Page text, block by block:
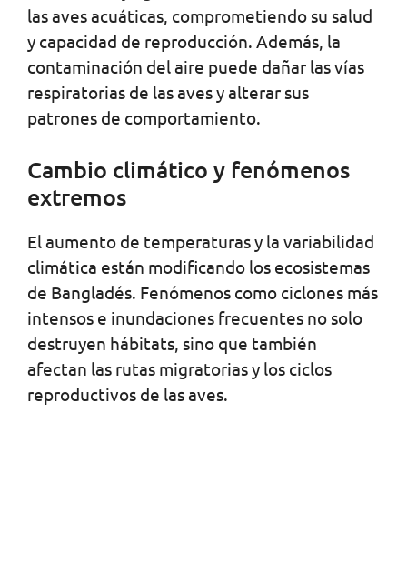
las aves acuáticas, comprometiendo su salud
y capacidad de reproducción. Además, la
contaminación del aire puede dañar las vías
respiratorias de las aves y alterar sus
patrones de comportamiento.
Cambio climático y fenómenos
extremos
El aumento de temperaturas y la variabilidad
climática están modificando los ecosistemas
de Bangladés. Fenómenos como ciclones más
intensos e inundaciones frecuentes no solo
destruyen hábitats, sino que también
afectan las rutas migratorias y los ciclos
reproductivos de las aves.